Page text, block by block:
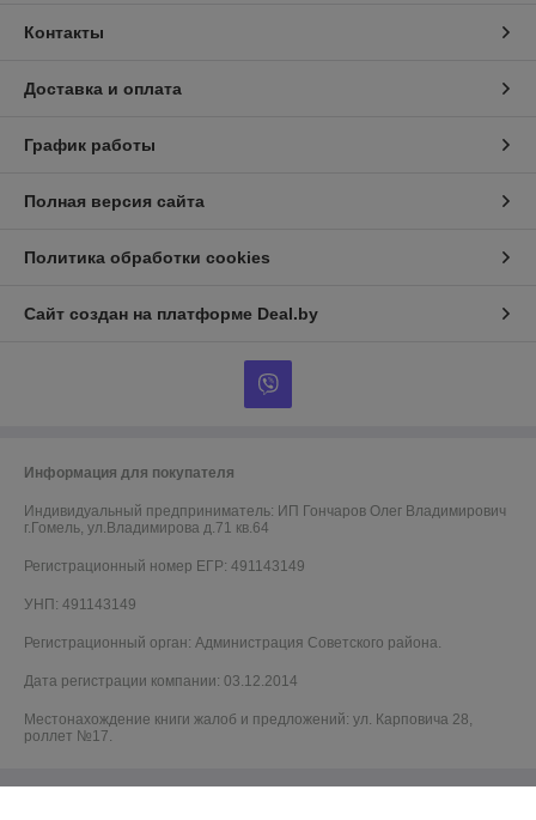
Контакты
Доставка и оплата
График работы
Полная версия сайта
Политика обработки cookies
Сайт создан на платформе Deal.by
Информация для покупателя
Индивидуальный предприниматель: ИП Гончаров Олег Владимирович
г.Гомель, ул.Владимирова д.71 кв.64
Регистрационный номер ЕГР: 491143149
УНП: 491143149
Регистрационный орган: Администрация Советского района.
Дата регистрации компании: 03.12.2014
Местонахождение книги жалоб и предложений: ул. Карповича 28,
роллет №17.